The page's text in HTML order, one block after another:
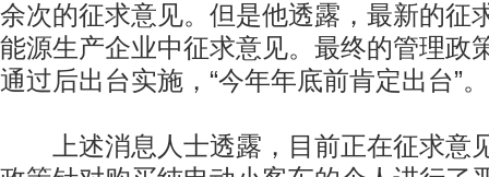
余次的征求意见。但是他透露，最新的征
能源生产企业中征求意见。最终的管理政
通过后出台实施，“今年年底前肯定出台”。
上述消息人士透露，目前正在征求意